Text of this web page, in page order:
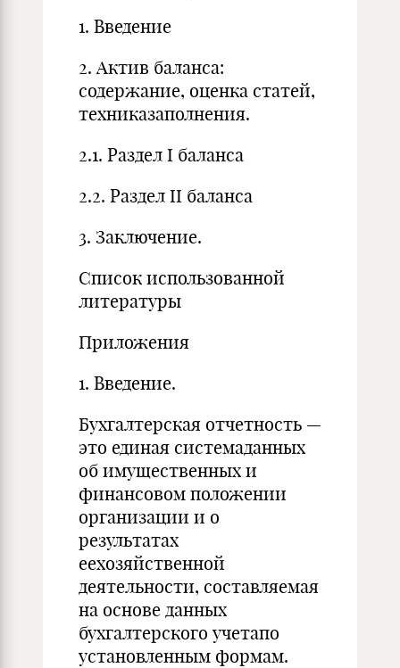
1. Введение
2. Актив баланса:
содержание, оценка статей,
техниказаполнения.
2.1. Раздел I баланса
2.2. Раздел II баланса
3. Заключение.
Список использованной
литературы
Приложения
1. Введение.
Бухгалтерская отчетность —
это единая системаданных
об имущественных и
финансовом положении
организации и о
результатах
еехозяйственной
деятельности, составляемая
на основе данных
бухгалтерского учетапо
установленным формам.